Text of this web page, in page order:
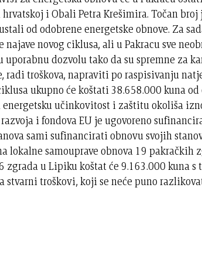
i Obali Petra Krešimira. Točan
od odobrene energetske obnove. Za
novog ciklusa, ali u Pakracu sve
dozvolu tako da su spremne za
radi troškova, napraviti po raspisivanju
ukupno će koštati 38.658.000 kuna
učinkovitost i zaštitu okoliša
i fondova EU je ugovoreno
sami sufinancirati obnovu svojih
lokalne samouprave obnova 19 pakračkih
zgrada u Lipiku koštat će 9.163.000 kuna
stvarni troškovi, koji se neće puno